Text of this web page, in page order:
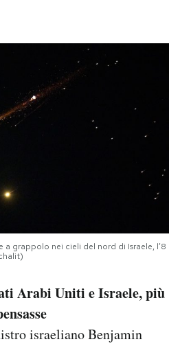
a grappolo nei cieli del nord di Israele, l’8
Arabi Uniti e Israele, più
israeliano Benjamin